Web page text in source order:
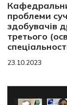
проблеми
здобувачів
третього
23.10.2023